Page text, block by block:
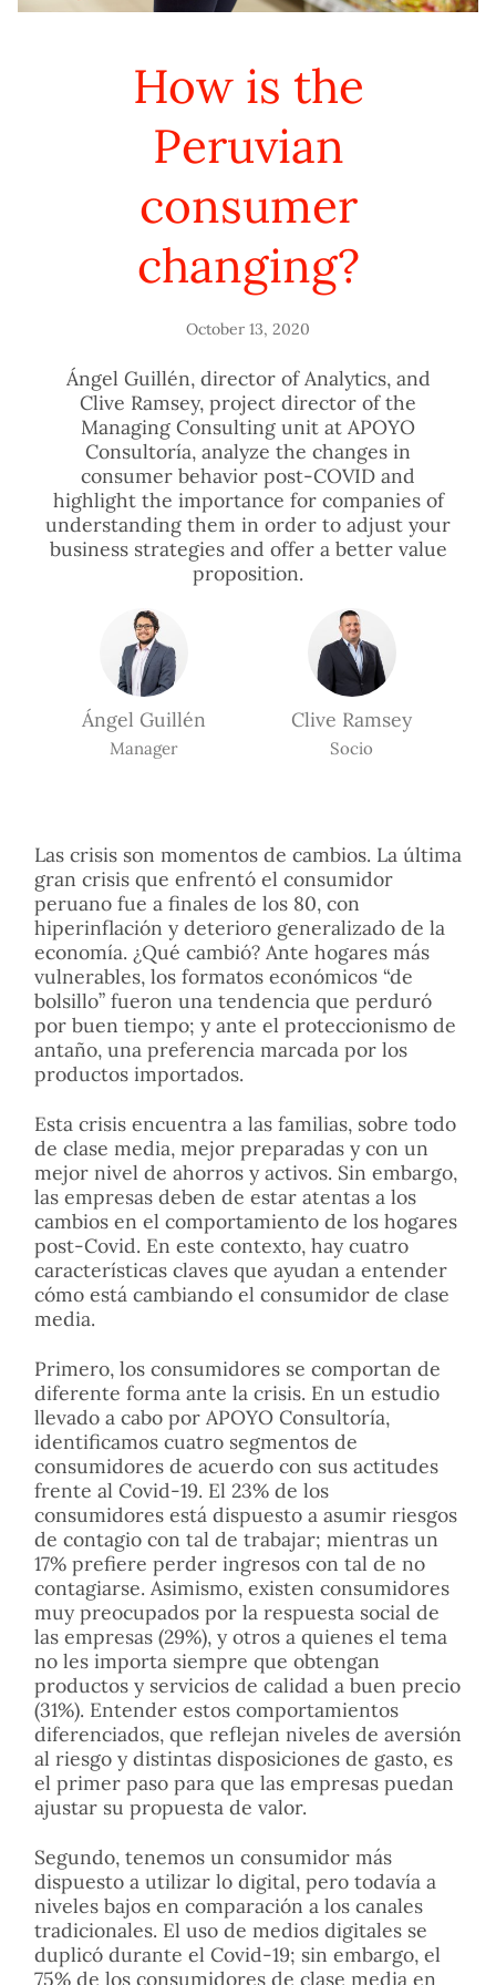
How is the
Peruvian
consumer
changing?
October 13, 2020
Ángel Guillén, director of Analytics, and
Clive Ramsey, project director of the
Managing Consulting unit at APOYO
Consultoría, analyze the changes in
consumer behavior post-COVID and
highlight the importance for companies of
understanding them in order to adjust your
business strategies and offer a better value
proposition.
Ángel Guillén
Manager
Clive Ramsey
Socio
Las crisis son momentos de cambios. La última
gran crisis que enfrentó el consumidor
peruano fue a finales de los 80, con
hiperinflación y deterioro generalizado de la
economía. ¿Qué cambió? Ante hogares más
vulnerables, los formatos económicos “de
bolsillo” fueron una tendencia que perduró
por buen tiempo; y ante el proteccionismo de
antaño, una preferencia marcada por los
productos importados.
Esta crisis encuentra a las familias, sobre todo
de clase media, mejor preparadas y con un
mejor nivel de ahorros y activos. Sin embargo,
las empresas deben de estar atentas a los
cambios en el comportamiento de los hogares
post-Covid. En este contexto, hay cuatro
características claves que ayudan a entender
cómo está cambiando el consumidor de clase
media.
Primero, los consumidores se comportan de
diferente forma ante la crisis. En un estudio
llevado a cabo por APOYO Consultoría,
identificamos cuatro segmentos de
consumidores de acuerdo con sus actitudes
frente al Covid-19. El 23% de los
consumidores está dispuesto a asumir riesgos
de contagio con tal de trabajar; mientras un
17% prefiere perder ingresos con tal de no
contagiarse. Asimismo, existen consumidores
muy preocupados por la respuesta social de
las empresas (29%), y otros a quienes el tema
no les importa siempre que obtengan
productos y servicios de calidad a buen precio
(31%). Entender estos comportamientos
diferenciados, que reflejan niveles de aversión
al riesgo y distintas disposiciones de gasto, es
el primer paso para que las empresas puedan
ajustar su propuesta de valor.
Segundo, tenemos un consumidor más
dispuesto a utilizar lo digital, pero todavía a
niveles bajos en comparación a los canales
tradicionales. El uso de medios digitales se
duplicó durante el Covid-19; sin embargo, el
75% de los consumidores de clase media en